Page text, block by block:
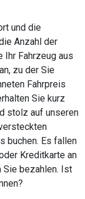
und die
Anzahl der
Ihr Fahrzeug aus
zu der Sie
Fahrpreis
Sie kurz
stolz auf unseren
buchen. Es fallen
Kreditkarte an
Sie bezahlen. Ist